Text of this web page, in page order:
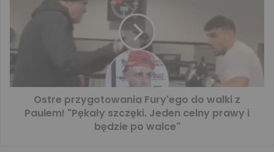
Ostre przygotowania Fury'ego do walki z
Paulem! "Pękały szczęki. Jeden celny prawy i
będzie po walce"